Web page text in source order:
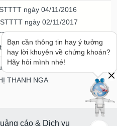
ngày 04/11/2016
ngày 02/11/2017
ICP ngày 20/07/2023
và Truyền thông TPHCM
trách nhiệm
THANH NGA
cáo & Dịch vụ
Bạn cần thông tin hay ý tưởng
hay lời khuyên về chứng khoán?
Hãy hỏi mình nhé!